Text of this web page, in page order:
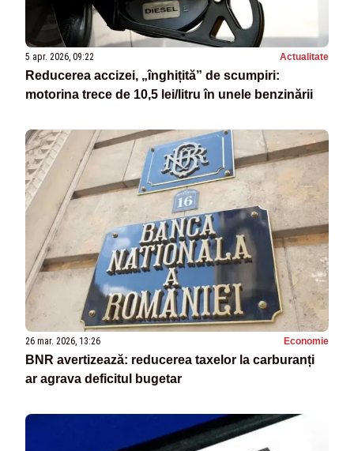
5 apr. 2026, 09:22 Actualitate
Reducerea accizei, „înghițită” de scumpiri:
motorina trece de 10,5 lei/litru în unele benzinării
26 mar. 2026, 13:26 Economie
BNR avertizează: reducerea taxelor la carburanți
ar agrava deficitul bugetar